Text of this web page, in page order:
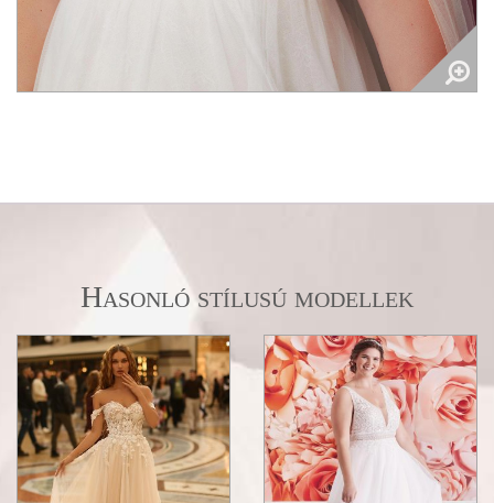
Hasonló stílusú modellek